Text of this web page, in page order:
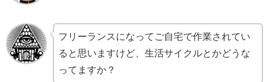
フリーランスになってご自宅で作業されてい
ると思いますけど、生活サイクルとかどうな
ってますか？